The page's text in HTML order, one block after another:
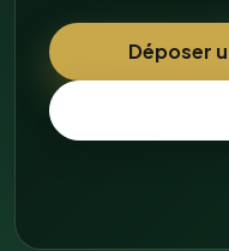
Déposer